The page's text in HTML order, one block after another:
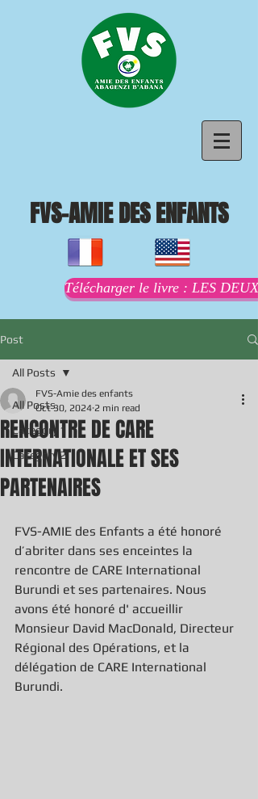
FVS-AMIE DES ENFANTS
Télécharger le livre : LES
Post
All Posts
Category 1
Category 2
All Posts
RENCONTRE DE CARE
INTERNATIONALE ET SES
PARTENAIRES
FVS-Amie des enfants
Oct 30, 2024 2 min read
FVS-AMIE des Enfants a été honoré
d’abriter dans ses enceintes la
rencontre de CARE International
Burundi et ses partenaires. Nous
avons été honoré d' accueillir
Monsieur David MacDonald, Directeur
Régional des Opérations, et la
délégation de CARE International
Burundi.